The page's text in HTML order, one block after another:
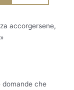
accorgersene,
domande che